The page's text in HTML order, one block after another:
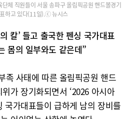
체 직원들이 서울 송파구 올림픽공원 핸드볼경기
하고 있다(11일).ⓒ 뉴시스
칼’ 들고 출국한 펜싱 국가대표
몸의 일부와도 같은데”
족 사태에 따른 올림픽공원 핸드
가 장기화되면서 ‘2026 아시아
국가대표들이 급하게 남의 장비를